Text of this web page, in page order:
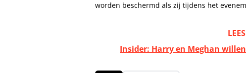
worden beschermd als zij tijdens het
Insider: Harry en Meghan